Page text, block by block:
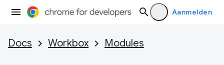
Aanmelden
Docs Workbox Modules